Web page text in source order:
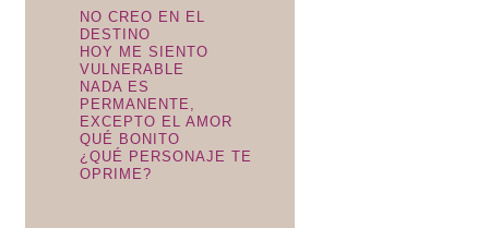
NO CREO EN EL
DESTINO
HOY ME SIENTO
VULNERABLE
NADA ES
PERMANENTE,
EXCEPTO EL AMOR
QUÉ BONITO
¿QUÉ PERSONAJE TE
OPRIME?